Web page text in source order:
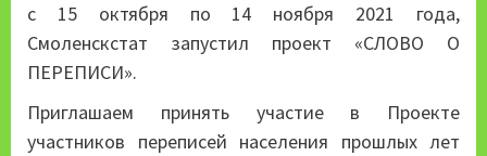
с 15 октября по 14 ноября 2021 года,
Смоленскстат запустил проект «СЛОВО О
ПЕРЕПИСИ».
Приглашаем принять участие в Проекте
участников переписей населения прошлых лет